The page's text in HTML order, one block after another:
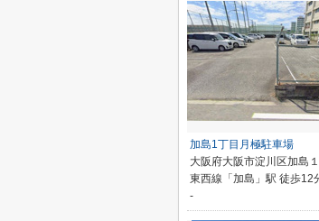
加島1丁目月極駐車場
大阪府大阪市淀川区加島
東西線「加島」駅 徒歩12
-